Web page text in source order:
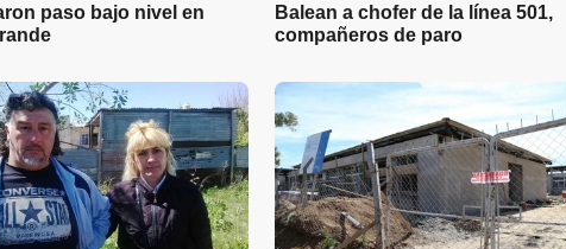
paso bajo nivel en
Balean a chofer de la línea 501,
compañeros de paro